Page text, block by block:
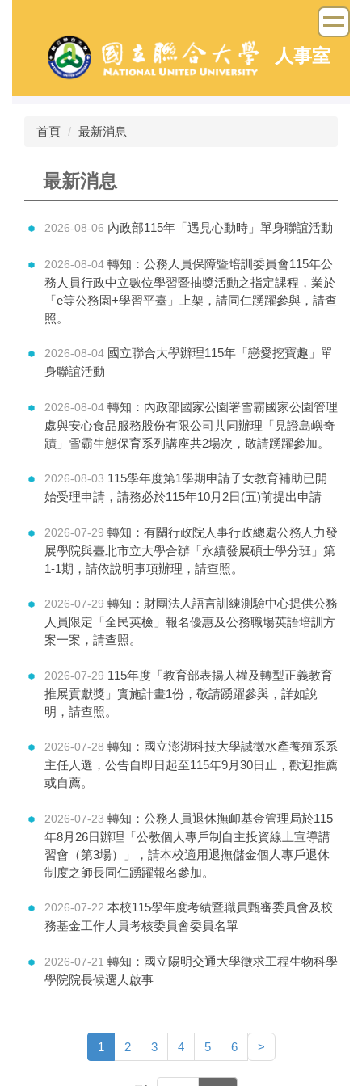
容
人事室
首頁 最新消息
最新消息
2026-08-06 內政部115年「遇見心動時」單身聯誼活動
2026-08-04 轉知：公務人員保障暨培訓委員會115年公
務人員行政中立數位學習暨抽獎活動之指定課程，業於
「e等公務園+學習平臺」上架，請同仁踴躍參與，請查
照。
2026-08-04 國立聯合大學辦理115年「戀愛挖寶趣」單
身聯誼活動
2026-08-04 轉知：內政部國家公園署雪霸國家公園管理
處與安心食品服務股份有限公司共同辦理「見證島嶼奇
蹟」雪霸生態保育系列講座共2場次，敬請踴躍參加。
2026-08-03 115學年度第1學期申請子女教育補助已開
始受理申請，請務必於115年10月2日(五)前提出申請
2026-07-29 轉知：有關行政院人事行政總處公務人力發
展學院與臺北市立大學合辦「永續發展碩士學分班」第
1-1期，請依說明事項辦理，請查照。
2026-07-29 轉知：財團法人語言訓練測驗中心提供公務
人員限定「全民英檢」報名優惠及公務職場英語培訓方
案一案，請查照。
2026-07-29 115年度「教育部表揚人權及轉型正義教育
推展貢獻獎」實施計畫1份，敬請踴躍參與，詳如說
明，請查照。
2026-07-28 轉知：國立澎湖科技大學誠徵水產養殖系系
主任人選，公告自即日起至115年9月30日止，歡迎推薦
或自薦。
2026-07-23 轉知：公務人員退休撫卹基金管理局於115
年8月26日辦理「公教個人專戶制自主投資線上宣導講
習會（第3場）」，請本校適用退撫儲金個人專戶退休
制度之師長同仁踴躍報名參加。
2026-07-22 本校115學年度考績暨職員甄審委員會及校
務基金工作人員考核委員會委員名單
2026-07-21 轉知：國立陽明交通大學徵求工程生物科學
學院院長候選人啟事
1 2 3 4 5 6 >